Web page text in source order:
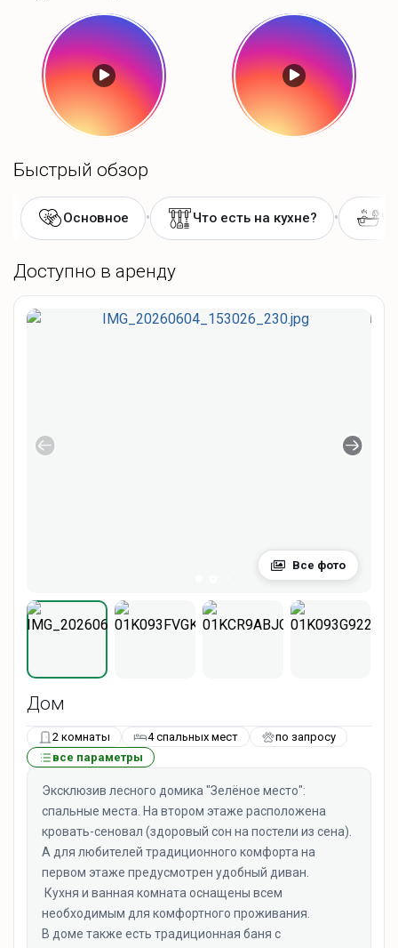
Быстрый обзор
Основное • Что есть на кухне? •
Доступно в аренду
Все фото
Дом
2 комнаты 4 спальных мест
по запросу
все параметры
Эксклюзив лесного домика "Зелёное место":
спальные места. На втором этаже расположена
кровать-сеновал (здоровый сон на постели из сена).
А для любителей традиционного комфорта на
первом этаже предусмотрен удобный диван.
Кухня и ванная комната оснащены всем
необходимым для комфортного проживания.
В доме также есть традиционная баня с